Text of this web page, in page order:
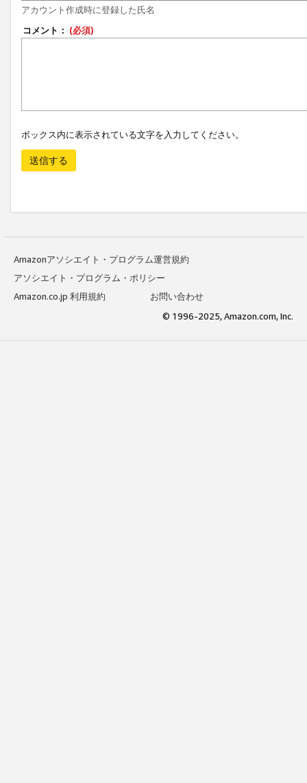
アカウント作成時に登録した氏名
コメント： (必須)
ボックス内に表示されている文字を入力してください。
送信する
Amazonアソシエイト・プログラム運営規約
アソシエイト・プログラム・ポリシー
Amazon.co.jp 利用規約
お問い合わせ
© 1996-2025, Amazon.com, Inc.